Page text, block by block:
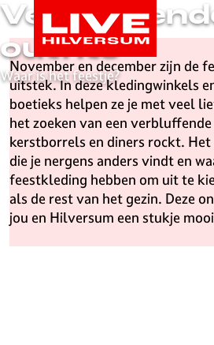
G
a
n
a
a
r
d
e
h
o
m
e
p
outfits
Waar is het feestje?
November en december zijn de
uitstek. In deze kledingwinkels
boetieks helpen ze je met veel
het zoeken van een
kerstborrels en diners rockt.
die je nergens anders vindt en
feestkleding hebben om uit te
als de rest van het gezin. Deze
jou en Hilversum een stukje